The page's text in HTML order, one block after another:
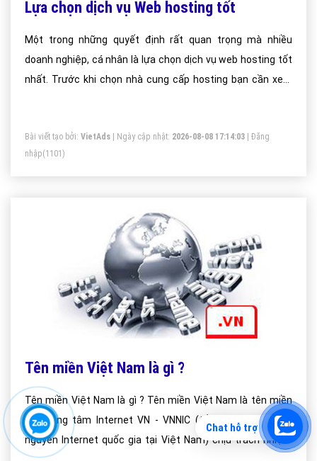
Lựa chọn dịch vụ Web hosting tốt
Một trong những quyết định rất quan trọng mà nhiều
doanh nghiệp, cá nhân là lựa chọn dịch vụ web hosting tốt
nhất. Trước khi chọn nhà cung cấp hosting bạn cần xem
Bài viết tạo bởi: VietAds | Ngày cập nhật: 2026-08-08 17:14:03
Đăng
nhập(1101)
Tên miền Việt Nam là gì ?
Tên miền Việt Nam là gì ? Tên miền Việt Nam là tên miền
do Trung tâm Internet VN - VNNIC (tổ chức quản lý tài
nguyên Internet quốc gia tại Việt Nam) chịu trách nhiệm
Chat hỗ trợ